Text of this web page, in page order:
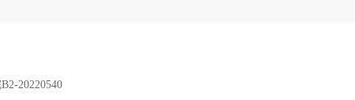
20220540